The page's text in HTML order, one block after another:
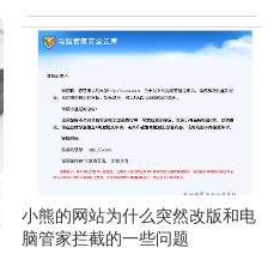
小熊的网站为什么突然改版和电
脑管家拦截的一些问题